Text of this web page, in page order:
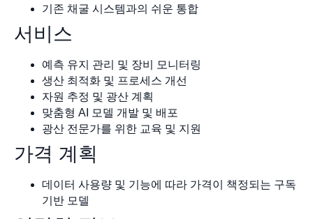
기존 채굴 시스템과의 쉬운 통합
서비스
예측 유지 관리 및 장비 모니터링
생산 최적화 및 프로세스 개선
자원 추정 및 광산 계획
맞춤형 AI 모델 개발 및 배포
광산 전문가를 위한 교육 및 지원
가격 계획
데이터 사용량 및 기능에 따라 가격이 책정되는 구독
기반 모델